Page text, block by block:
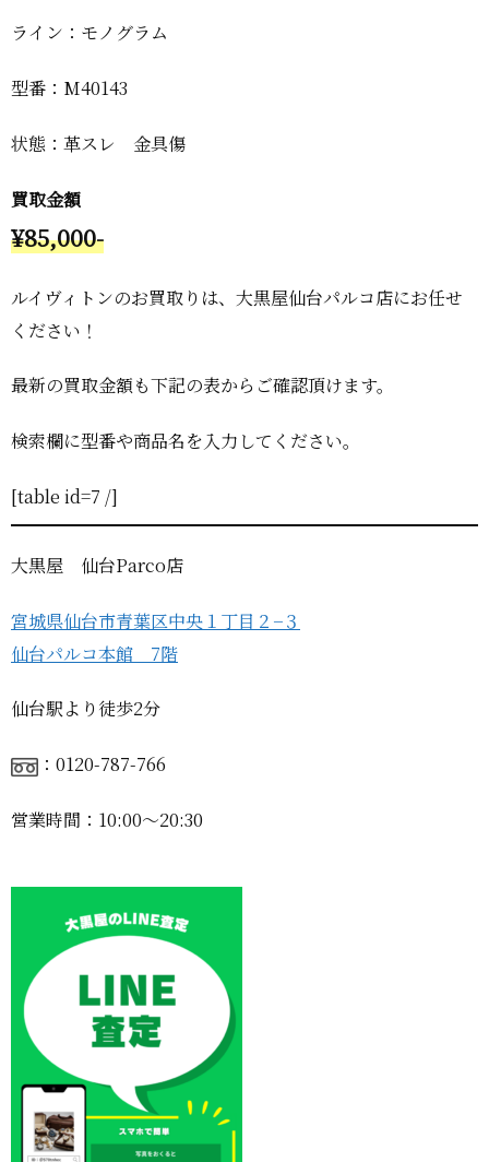
ライン：モノグラム
型番：M40143
状態：革スレ 金具傷
買取金額
¥85,000-
ルイヴィトンのお買取りは、大黒屋仙台パルコ店にお任せ
ください！
最新の買取金額も下記の表からご確認頂けます。
検索欄に型番や商品名を入力してください。
[table id=7 /]
大黒屋 仙台Parco店
宮城県仙台市青葉区中央１丁目２−３
仙台パルコ本館 7階
仙台駅より徒歩2分
：0120-787-766
営業時間：10:00〜20:30